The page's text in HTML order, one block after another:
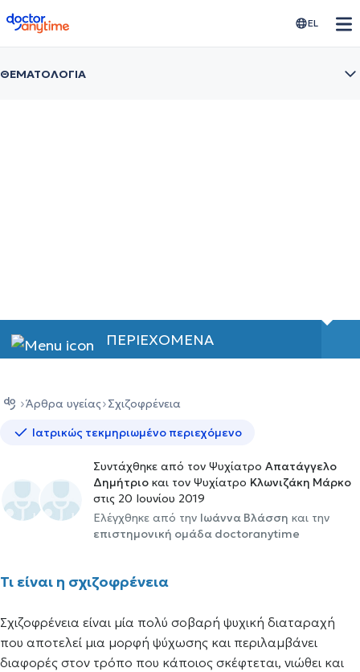
doctoranytime EL
ΘΕΜΑΤΟΛΟΓΙΑ
ΠΕΡΙΕΧΟΜΕΝΑ
Άρθρα υγείας Σχιζοφρένεια
Ιατρικώς τεκμηριωμένο περιεχόμενο
Συντάχθηκε από τον Ψυχίατρο Απατάγγελο
Δημήτριο και τον Ψυχίατρο Κλωνιζάκη Μάρκο
στις 20 Ιουνίου 2019
Ελέγχθηκε από την Ιωάννα Βλάσση και την
επιστημονική ομάδα doctoranytime
Τι είναι η σχιζοφρένεια
Σχιζοφρένεια είναι μία πολύ σοβαρή ψυχική διαταραχή
που αποτελεί μια μορφή ψύχωσης και περιλαμβάνει
διαφορές στον τρόπο που κάποιος σκέφτεται, νιώθει και